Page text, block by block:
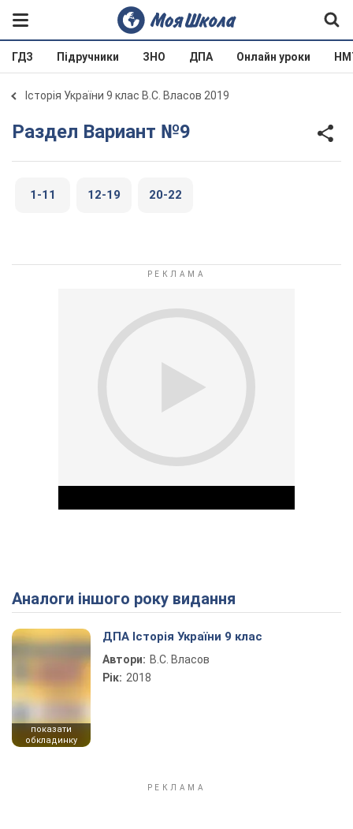
ГДЗ Підручники ЗНО ДПА Онлайн уроки
Історія України 9 клас В.С. Власов 2019
Раздел Вариант №9
1-11 12-19 20-22
Play Video
Аналоги іншого року видання
показати
обкладинку
ДПА Історія України 9 клас
Автори: В.С. Власов
Рік: 2018